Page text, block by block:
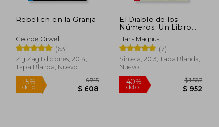
Rebelion en la Granja
George Orwell
(63)
Zig Zag Ediciones, 2014,
Tapa Blanda, Nuevo
El Diablo de los
Números: Un Libro
Para Todos Aquellos
que Temen a las
Matemáticas
Hans Magnus
Enzensberger(7)
Siruela, 2013, Tapa Blanda,
Nuevo